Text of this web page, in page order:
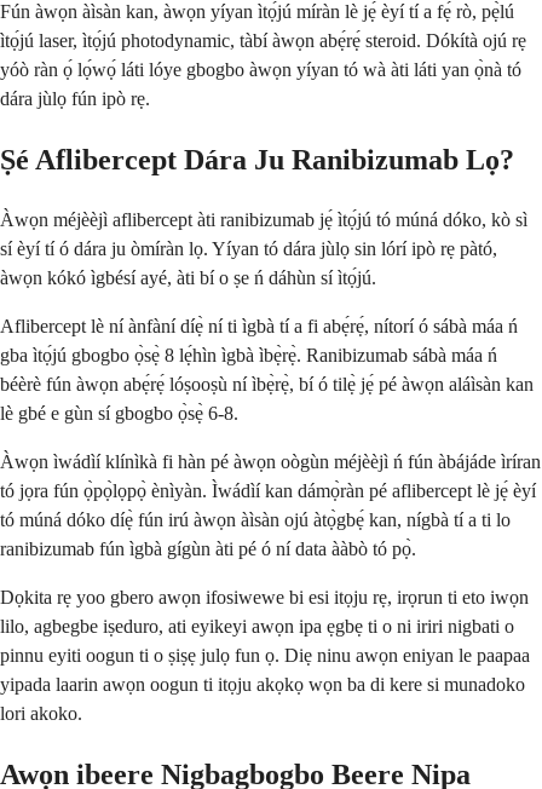
Fún àwọn àìsàn kan, àwọn yíyan ìtọ́jú míràn lè jẹ́ èyí tí a fẹ́ rò, pẹ̀lú
ìtọ́jú laser, ìtọ́jú photodynamic, tàbí àwọn abẹ́rẹ́ steroid. Dókítà ojú rẹ
yóò ràn ọ́ lọ́wọ́ láti lóye gbogbo àwọn yíyan tó wà àti láti yan ọ̀nà tó
dára jùlọ fún ipò rẹ.
Ṣé Aflibercept Dára Ju Ranibizumab Lọ?
Àwọn méjèèjì aflibercept àti ranibizumab jẹ́ ìtọ́jú tó múná dóko, kò sì
sí èyí tí ó dára ju òmíràn lọ. Yíyan tó dára jùlọ sin lórí ipò rẹ pàtó,
àwọn kókó ìgbésí ayé, àti bí o ṣe ń dáhùn sí ìtọ́jú.
Aflibercept lè ní ànfàní díẹ̀ ní ti ìgbà tí a fi abẹ́rẹ́, nítorí ó sábà máa ń
gba ìtọ́jú gbogbo ọ̀sẹ̀ 8 lẹ́hìn ìgbà ìbẹ̀rẹ̀. Ranibizumab sábà máa ń
béèrè fún àwọn abẹ́rẹ́ lóṣooṣù ní ìbẹ̀rẹ̀, bí ó tilẹ̀ jẹ́ pé àwọn aláìsàn kan
lè gbé e gùn sí gbogbo ọ̀sẹ̀ 6-8.
Àwọn ìwádìí klínìkà fi hàn pé àwọn oògùn méjèèjì ń fún àbájáde ìríran
tó jọra fún ọ̀pọ̀lọpọ̀ ènìyàn. Ìwádìí kan dámọ̀ràn pé aflibercept lè jẹ́ èyí
tó múná dóko díẹ̀ fún irú àwọn àìsàn ojú àtọ̀gbẹ́ kan, nígbà tí a ti lo
ranibizumab fún ìgbà gígùn àti pé ó ní data ààbò tó pọ̀.
Dọkita rẹ yoo gbero awọn ifosiwewe bi esi itọju rẹ, irọrun ti eto iwọn
lilo, agbegbe iṣeduro, ati eyikeyi awọn ipa ẹgbẹ ti o ni iriri nigbati o
pinnu eyiti oogun ti o ṣiṣẹ julọ fun ọ. Diẹ ninu awọn eniyan le paapaa
yipada laarin awọn oogun ti itọju akọkọ wọn ba di kere si munadoko
lori akoko.
Awọn ibeere Nigbagbogbo Beere Nipa